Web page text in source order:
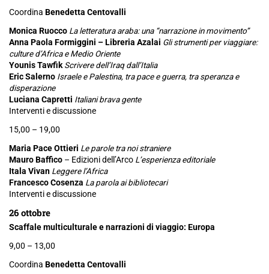
Coordina Benedetta Centovalli
Monica Ruocco La letteratura araba: una “narrazione in movimento”
Anna Paola Formiggini – Libreria Azalai Gli strumenti per viaggiare:
culture d’Africa e Medio Oriente
Younis Tawfik Scrivere dell’Iraq dall’Italia
Eric Salerno Israele e Palestina, tra pace e guerra, tra speranza e
disperazione
Luciana Capretti Italiani brava gente
Interventi e discussione
15,00 – 19,00
Maria Pace Ottieri Le parole tra noi straniere
Mauro Baffico – Edizioni dell’Arco L’esperienza editoriale
Itala Vivan Leggere l’Africa
Francesco Cosenza La parola ai bibliotecari
Interventi e discussione
26 ottobre
Scaffale multiculturale e narrazioni di viaggio: Europa
9,00 – 13,00
Coordina Benedetta Centovalli